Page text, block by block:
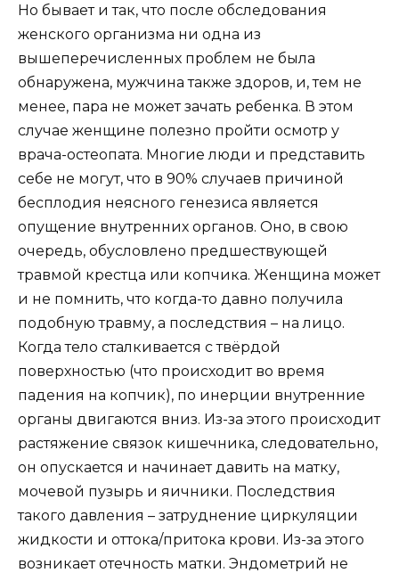
Но бывает и так, что после обследования
женского организма ни одна из
вышеперечисленных проблем не была
обнаружена, мужчина также здоров, и, тем не
менее, пара не может зачать ребенка. В этом
случае женщине полезно пройти осмотр у
врача-остеопата. Многие люди и представить
себе не могут, что в 90% случаев причиной
бесплодия неясного генезиса является
опущение внутренних органов. Оно, в свою
очередь, обусловлено предшествующей
травмой крестца или копчика. Женщина может
и не помнить, что когда-то давно получила
подобную травму, а последствия – на лицо.
Когда тело сталкивается с твёрдой
поверхностью (что происходит во время
падения на копчик), по инерции внутренние
органы двигаются вниз. Из-за этого происходит
растяжение связок кишечника, следовательно,
он опускается и начинает давить на матку,
мочевой пузырь и яичники. Последствия
такого давления – затруднение циркуляции
жидкости и оттока/притока крови. Из-за этого
возникает отечность матки. Эндометрий не